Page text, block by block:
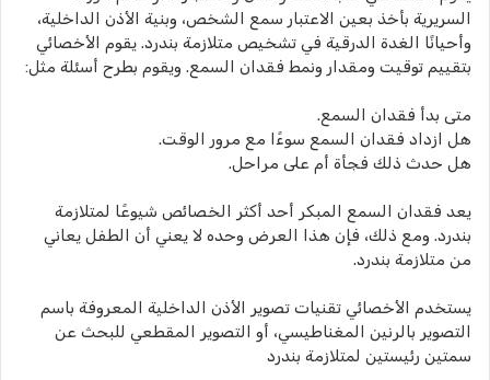
السريرية بأخذ بعين الاعتبار سمع الشخص، وبنية الأذن الداخلية،
وأحيانًا الغدة الدرقية في تشخيص متلازمة بندرد. يقوم الأخصائي
بتقييم توقيت ومقدار ونمط فقدان السمع. ويقوم بطرح أسئلة مثل:
متى بدأ فقدان السمع.
هل ازداد فقدان السمع سوءًا مع مرور الوقت.
هل حدث ذلك فجأة أم على مراحل.
يعد فقدان السمع المبكر أحد أكثر الخصائص شيوعًا لمتلازمة
بندرد. ومع ذلك، فإن هذا العرض وحده لا يعني أن الطفل يعاني
من متلازمة بندرد.
يستخدم الأخصائي تقنيات تصوير الأذن الداخلية المعروفة باسم
التصوير بالرنين المغناطيسي، أو التصوير المقطعي للبحث عن
سمتين رئيستين لمتلازمة بندرد